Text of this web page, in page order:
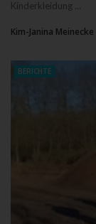
Kinderkleidung ...
Kim-Janina Meinecke
BERICHTE